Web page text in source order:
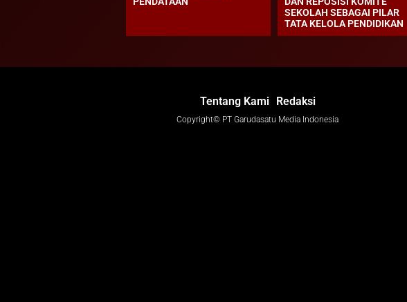
SEKOLAH SEBAGAI PILAR
TATA KELOLA PENDIDIKAN
Tentang Kami Redaksi
Copyright© PT Garudasatu Media Indonesia